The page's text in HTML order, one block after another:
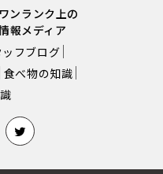
ンランク上の
報メディア
ッフブログ
食べ物の知識